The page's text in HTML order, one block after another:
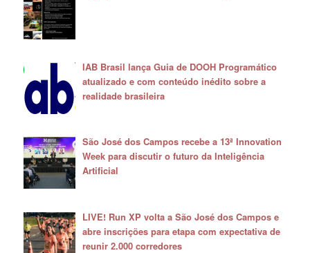
IAB Brasil lança Guia de DOOH Programático
atualizado e com conteúdo inédito sobre a
realidade brasileira
São José dos Campos recebe a 13ª Innovation
Week para discutir o futuro da Inteligência
Artificial
LIVE! Run XP volta a São José dos Campos e
abre inscrições para etapa com expectativa de
reunir 2.000 corredores